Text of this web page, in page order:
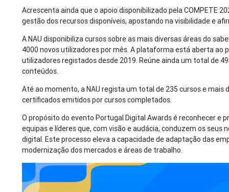
Acrescenta ainda que o apoio disponibilizado pela COMPETE
gestão dos recursos disponíveis, apostando na visibilidade e
A NAU disponibiliza cursos sobre as mais diversas áreas do
4000 novos utilizadores por mês. A plataforma está aberta ao
utilizadores registados desde 2019. Reúne ainda um total de
conteúdos.
Até ao momento, a NAU regista um total de 235 cursos e mais
certificados emitidos por cursos completados.
O propósito do evento Portugal Digital Awards é reconhecer e
equipas e líderes que, com visão e audácia, conduzem os
digital. Este processo eleva a capacidade de adaptação das
modernização dos mercados e áreas de trabalho.